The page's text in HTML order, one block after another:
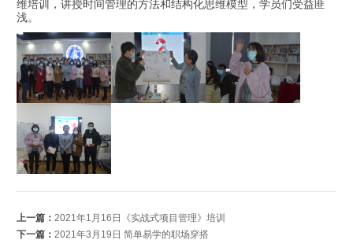
维培训，讲授时间管理的方法和结构化思维模型，学员们受益匪
浅。
上一篇： 2021年1月16日《实战式项目管理》培训
下一篇： 2021年3月19日 简单易学的职场穿搭